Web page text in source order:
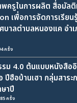
ครูในการผลิต สื่อมัล
เพื่อการจัดการเรียน
าลตำบลหนองแค อำ
ครั้ง
ม 4.0 ต้นแบบหนังสือ
ฮือบ้านเฮา กลุ่มสาระ
าปี
ครั้ง